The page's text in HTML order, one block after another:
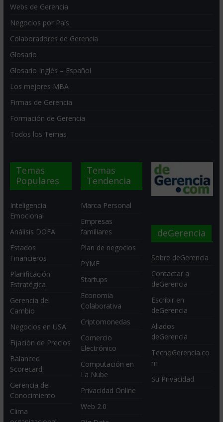
Webs de Gerencia
Negocios por País
Colaboradores de Gerencia
Glosario
Glosario Inglés – Español
Los mejores MBA
Firmas de Gerencia
Formación de Gerencia
Todos los Temas
Temas
Populares
Inteligencia
Emocional
Análisis DOFA
Estados
Financieros
Planificación
Estratégica
Gerencia del
Cambio
Negocios en USA
Fijación de Precios
Balanced
Scorecard
Gerencia del
Conocimiento
Clima
Temas
Tendencia
Marca Personal
Empresas
familiares
Plan de negocios
PYME
Startups
Economia
Colaborativa
Criptomonedas
Comercio
Electrónico
Computación en
La Nube
Privacidad Online
Web 2.0
deGerencia
Sobre deGerencia
Contactar a
deGerencia
Escribir en
deGerencia
Aliados
deGerencia
TecnoGerencia.co
m
Su Privacidad